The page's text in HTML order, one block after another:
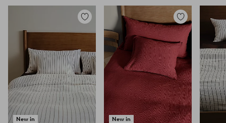
New in
Zu
Favoriten
hinzufügen
New in
Zu
Favoriten
hinzufügen